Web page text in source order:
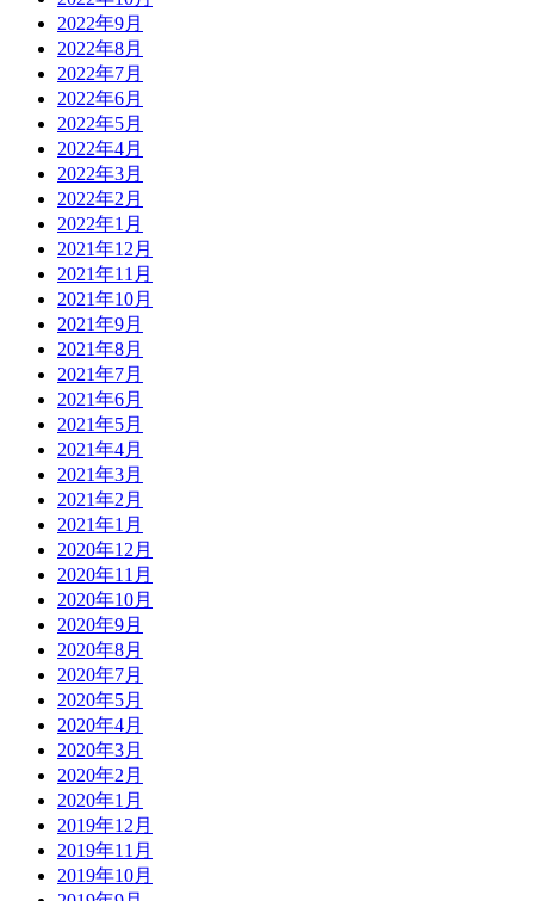
2022年9月
2022年8月
2022年7月
2022年6月
2022年5月
2022年4月
2022年3月
2022年2月
2022年1月
2021年12月
2021年11月
2021年10月
2021年9月
2021年8月
2021年7月
2021年6月
2021年5月
2021年4月
2021年3月
2021年2月
2021年1月
2020年12月
2020年11月
2020年10月
2020年9月
2020年8月
2020年7月
2020年5月
2020年4月
2020年3月
2020年2月
2020年1月
2019年12月
2019年11月
2019年10月